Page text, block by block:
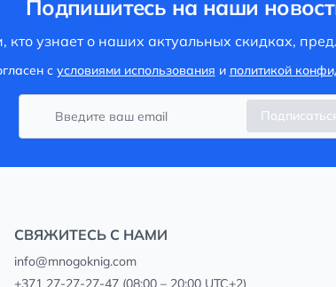
Подпишитесь на наши
кто узнает о наших актуальных скидках,
с условиями использования и политикой
СВЯЖИТЕСЬ С НАМИ
info@mnogoknig.com
+371 27-27-27-47(08:00 – 20:00 UTC+2)